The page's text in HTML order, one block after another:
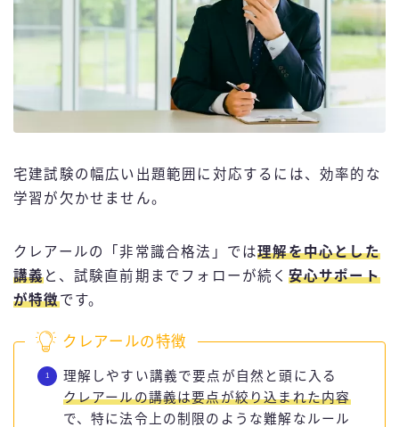
宅建試験の幅広い出題範囲に対応するには、効率的な
学習が欠かせません。
クレアールの「非常識合格法」では理解を中心とした
講義と、試験直前期までフォローが続く 安心サポート
が特徴です。
クレアールの特徴
理解しやすい講義で要点が自然と頭に入る
クレアールの講義は要点が絞り込まれた内容
で、特に法令上の制限のような難解なルール